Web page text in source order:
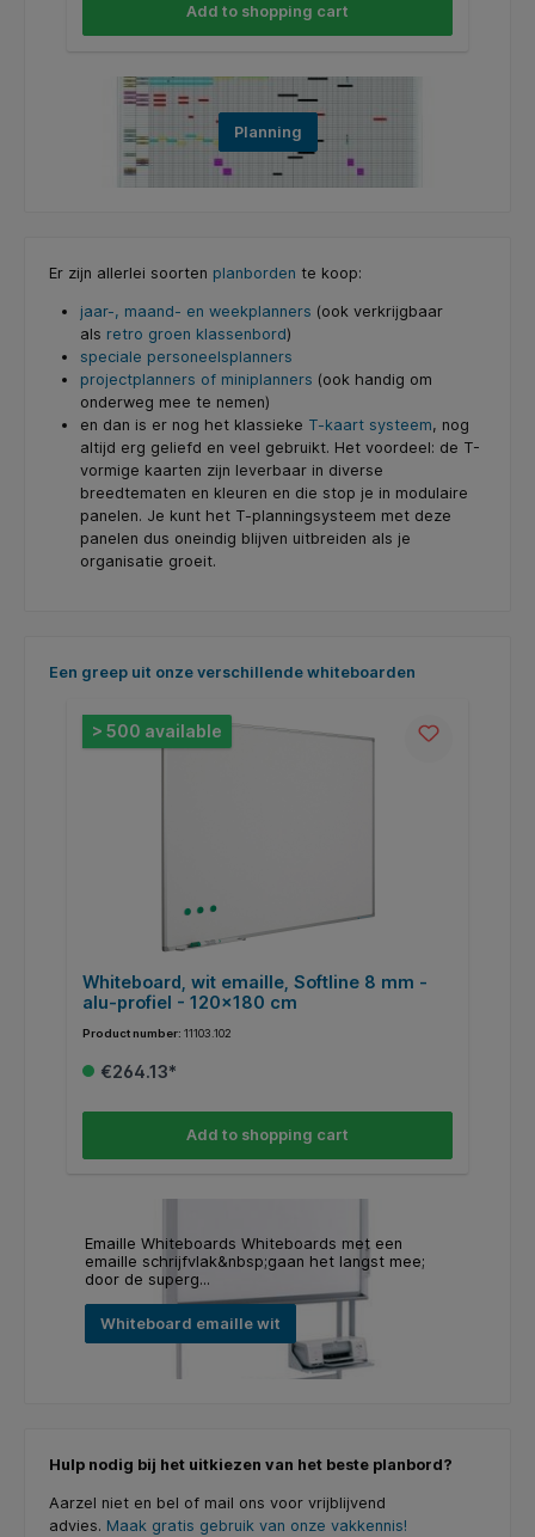
Add to shopping cart
Planning
Er zijn allerlei soorten planborden te koop:
jaar-, maand- en weekplanners (ook verkrijgbaar
als retro groen klassenbord)
speciale personeelsplanners
projectplanners of miniplanners (ook handig om
onderweg mee te nemen)
en dan is er nog het klassieke T-kaart systeem, nog
altijd erg geliefd en veel gebruikt. Het voordeel: de T-
vormige kaarten zijn leverbaar in diverse
breedtematen en kleuren en die stop je in modulaire
panelen. Je kunt het T-planningsysteem met deze
panelen dus oneindig blijven uitbreiden als je
organisatie groeit.
Skip product gallery
Een greep uit onze verschillende whiteboarden
> 500 available
Whiteboard, wit emaille, Softline 8 mm -
alu-profiel - 120x180 cm
Product number: 11103.102
€264.13*
Add to shopping cart
Emaille Whiteboards Whiteboards met een
emaille schrijfvlak&nbsp;gaan het langst mee;
door de superg...
Whiteboard emaille wit
Hulp nodig bij het uitkiezen van het beste planbord?
Aarzel niet en bel of mail ons voor vrijblijvend
advies. Maak gratis gebruik van onze vakkennis!